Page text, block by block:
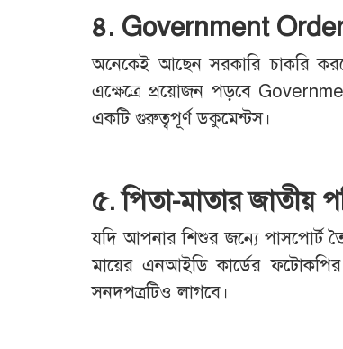
৪. Government
অনেকেই আছেন সরকারি চাকরি
এক্ষেত্রে প্রয়োজন পড়বে
একটি গুরুত্বপূর্ণ ডকুমেন্টস।
৫. পিতা-মাতার জাতীয়
যদি আপনার শিশুর জন্যে পাসপোর্ট
মায়ের এনআইডি কার্ডের ফটোকপির
সনদপত্রটিও লাগবে।